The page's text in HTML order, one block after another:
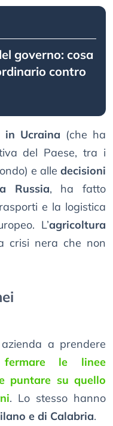
governo: cosa
contro
in Ucraina (che ha
del Paese, tra i
e alle decisioni
Russia, ha fatto
e la logistica
L’agricoltura
crisi nera che non
a prendere
fermare le linee
puntare su quello
. Lo stesso hanno
e di Calabria.